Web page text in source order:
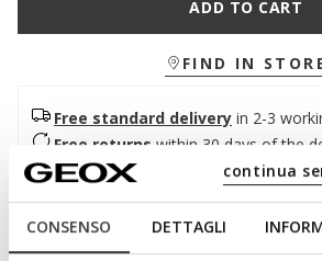
CONSENSO DETTAGLI
continua
ADD TO CART
FIND IN
Free standard delivery in 2-3
Free returns within 30 days of the
A comfortable and lightweight women's